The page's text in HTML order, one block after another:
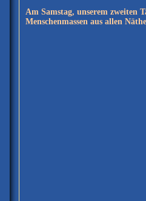
Am Samstag, unserem zweiten
Menschenmassen aus allen